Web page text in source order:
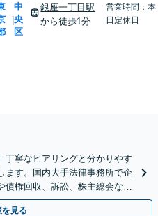
|
中
央
区
銀座一丁目駅
から徒歩1分
営業時間：本
日定休日
丁寧なヒアリングと分かりやす
ます。国内大手法律事務所で企
債権回収、訴訟、株主総会など
務もお任せください
見る